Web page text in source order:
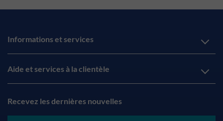
Informations et services
Aide et services à la clientèle
Recevez les dernières nouvelles